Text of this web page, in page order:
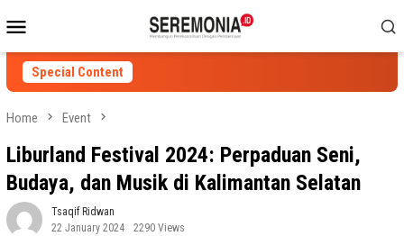
to
contentMenu
Special Content
Home Event
Liburland Festival 2024: Perpaduan Seni,
Budaya, dan Musik di Kalimantan Selatan
Tsaqif Ridwan
22 January 2024
2290 Views